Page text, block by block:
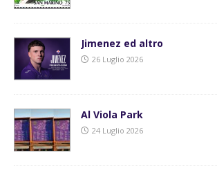
Jimenez ed altro
26 Luglio 2026
Al Viola Park
24 Luglio 2026